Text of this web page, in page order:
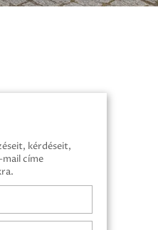
kérdéseit,
címe